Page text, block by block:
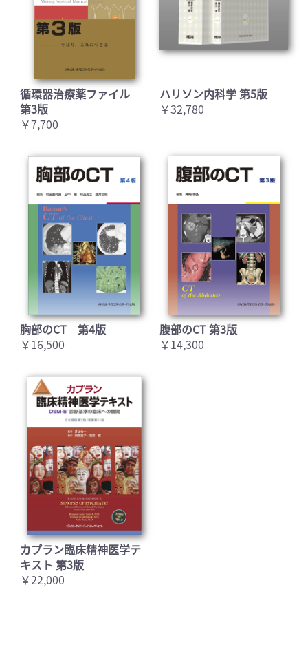
循環器治療薬ファイル
第3版
￥7,700
ハリソン内科学 第5版
￥32,780
胸部のCT 第4版
￥16,500
腹部のCT 第3版
￥14,300
カプラン臨床精神医学テ
キスト 第3版
￥22,000